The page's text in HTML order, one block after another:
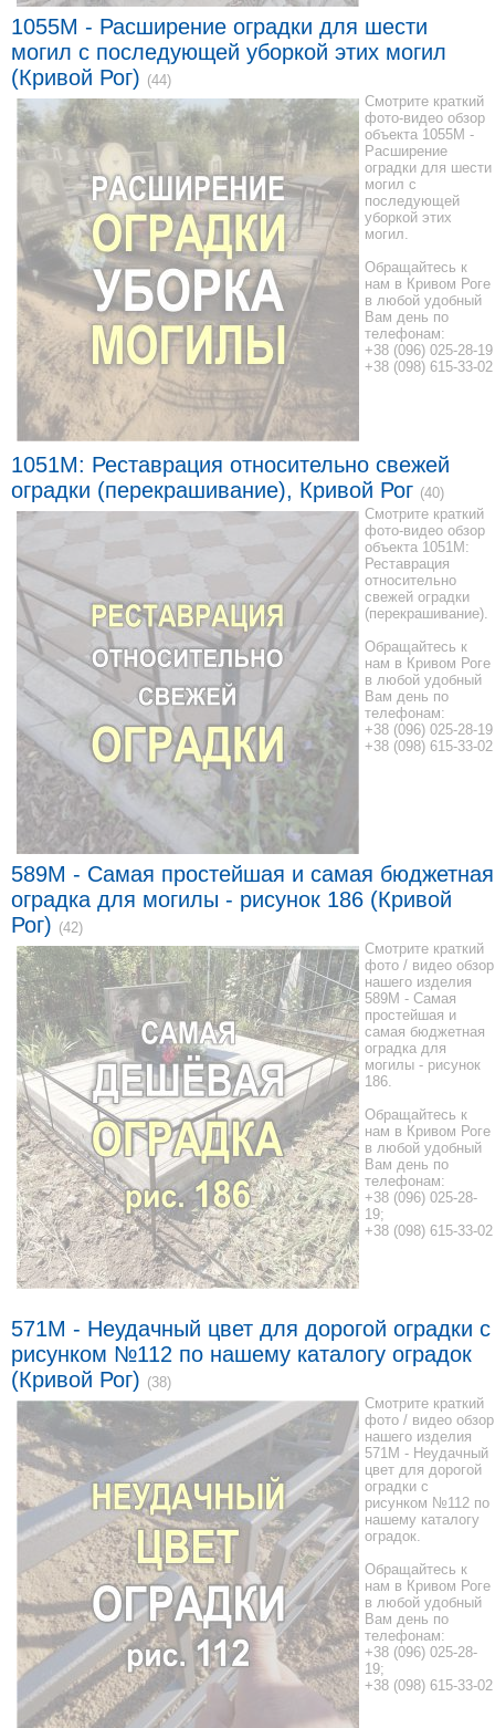
1055M - Расширение оградки для шести
могил с последующей уборкой этих могил
(Кривой Рог) (44)
Смотрите краткий
фото-видео обзор
объекта 1055M -
Расширение
оградки для шести
могил с
последующей
уборкой этих
могил.
Обращайтесь к
нам в Кривом Роге
в любой удобный
Вам день по
телефонам:
+38 (096) 025-28-19
+38 (098) 615-33-02
1051M: Реставрация относительно свежей
оградки (перекрашивание), Кривой Рог (40)
Смотрите краткий
фото-видео обзор
объекта 1051M:
Реставрация
относительно
свежей оградки
(перекрашивание).
Обращайтесь к
нам в Кривом Роге
в любой удобный
Вам день по
телефонам:
+38 (096) 025-28-19
+38 (098) 615-33-02
589M - Самая простейшая и самая бюджетная
оградка для могилы - рисунок 186 (Кривой
Рог) (42)
Смотрите краткий
фото / видео обзор
нашего изделия
589M - Самая
простейшая и
самая бюджетная
оградка для
могилы - рисунок
186.
Обращайтесь к
нам в Кривом Роге
в любой удобный
Вам день по
телефонам:
+38 (096) 025-28-
19;
+38 (098) 615-33-02
571M - Неудачный цвет для дорогой оградки с
рисунком №112 по нашему каталогу оградок
(Кривой Рог) (38)
Смотрите краткий
фото / видео обзор
нашего изделия
571M - Неудачный
цвет для дорогой
оградки с
рисунком №112 по
нашему каталогу
оградок.
Обращайтесь к
нам в Кривом Роге
в любой удобный
Вам день по
телефонам:
+38 (096) 025-28-
19;
+38 (098) 615-33-02